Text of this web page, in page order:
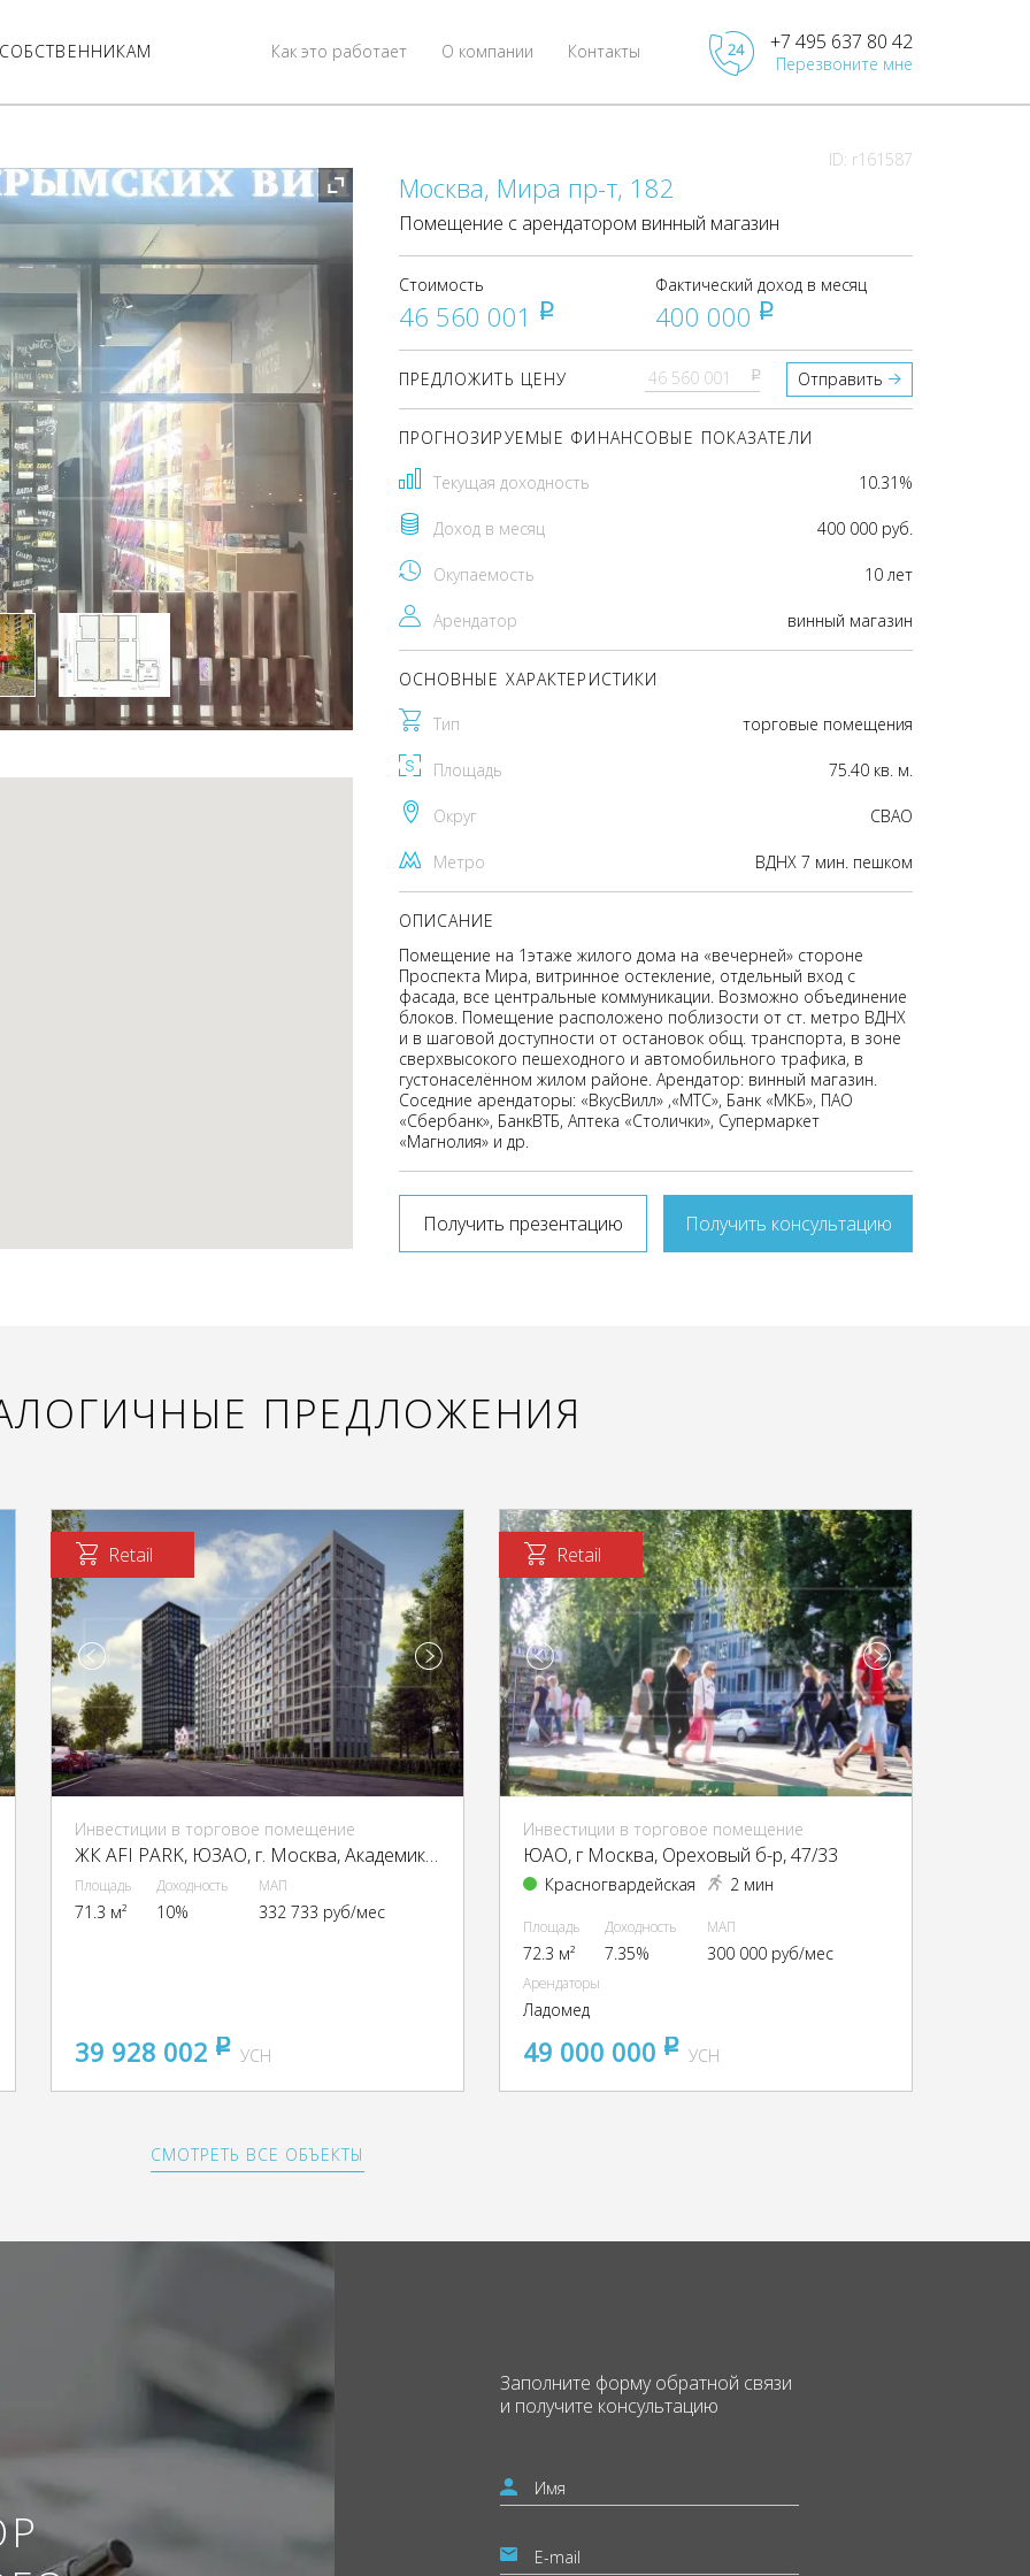
Контакты
О компании
Как это работает +7 495 637 80 42
Перезвоните мне
ID: r161587
Москва, Мира пр-т, 182
Помещение с арендатором винный магазин
Стоимость
46 560 001 pуб
Фактический доход в месяц
400 000 pуб
ПРЕДЛОЖИТЬ ЦЕНУ pуб Отправить
ПРОГНОЗИРУЕМЫЕ ФИНАНСОВЫЕ ПОКАЗАТЕЛИ
Текущая доходность 10.31%
Доход в месяц 400 000 руб.
Окупаемость 10 лет
Арендатор винный магазин
ОСНОВНЫЕ ХАРАКТЕРИСТИКИ
Тип торговые помещения
Площадь 75.40 кв. м.
Округ CВАО
Метро ВДНХ 7 мин. пешком
ОПИСАНИЕ
Помещение на 1этаже жилого дома на «вечерней» стороне
Проспекта Мира, витринное остекление, отдельный вход с
фасада, все центральные коммуникации. Возможно объединение
блоков. Помещение расположено поблизости от ст. метро ВДНХ
и в шаговой доступности от остановок общ. транспорта, в зоне
сверхвысокого пешеходного и автомобильного трафика, в
густонаселённом жилом районе. Арендатор: винный магазин.
Соседние арендаторы: «ВкусВилл» ,«МТС», Банк «МКБ», ПАО
«Сбербанк», БанкВТБ, Аптека «Столички», Супермаркет
«Магнолия» и др.
Получить презентацию Получить консультацию
ПРЕДЛОЖЕНИЯ
Retail
Инвестиции в торговое помещение
ЖК AFI PARK, ЮЗАО, г. Москва, Академика Челомея ул., 7А cтр. 2
Площадь
71.3 м²
Доходность
10%
МАП
332 733 руб/мес
39 928 002 pуб
УСН
Retail
Инвестиции в торговое помещение
ЮАО, г Москва, Ореховый б-р, 47/33
Красногвардейская 2 мин
Площадь
72.3 м²
Доходность
7.35%
МАП
300 000 руб/мес
Арендаторы
Ладомед
49 000 000 pуб
УСН
СМОТРЕТЬ ВСЕ ОБЪЕКТЫ
Заполните формуобратной связи
и получите консультацию